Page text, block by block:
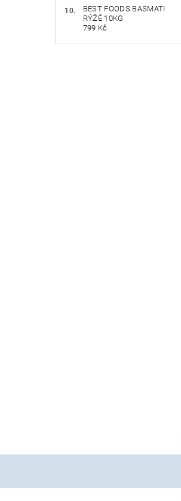
BEST FOODS BASMATI
RÝŽĚ 10KG
799 Kč